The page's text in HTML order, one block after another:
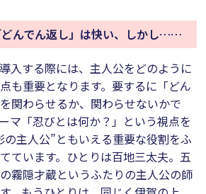
どんでん返し」は快い、しかし……
入する際には、主人公をどのように
も重要となります。要するに「どん
関わらせるか、関わらせないかで
マ「忍びとは何か？」という視点を
の主人公”ともいえる重要な役割をふ
ています。ひとりは百地三太夫。五
霧隠才蔵というふたりの主人公の師